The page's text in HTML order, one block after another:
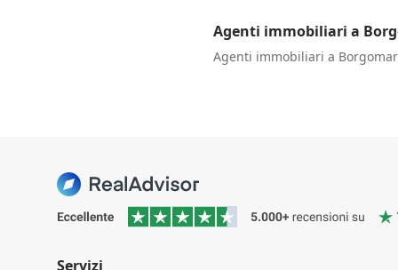
Agenti immobiliari a
Agenti immobiliari a
Servizi